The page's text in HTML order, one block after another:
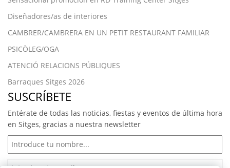
Diseñadores/as de interiores
CAMBRER/CAMBRERA EN UN PETIT RESTAURANT FAMILIAR
PSICÒLEG/OGA
ATENCIÓ RELACIONS PÚBLIQUES
Barraques Sitges 2026
SUSCRÍBETE
Entérate de todas las noticias, fiestas y eventos de última hora
en Sitges, gracias a nuestra newsletter